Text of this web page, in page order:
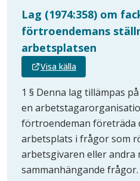
Lag (1974:358) om
förtroendemans
arbetsplatsen
Visa källa
1 § Denna lag tillämpas
en
förtroendeman företräda
arbetsplats i frågor som
arbetsgivaren eller andra
sammanhängande frågor.